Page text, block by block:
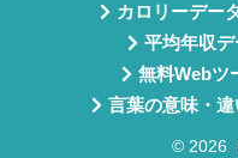
カロリーデー
平均年収
無料Webツ
言葉の意味・
© 2026